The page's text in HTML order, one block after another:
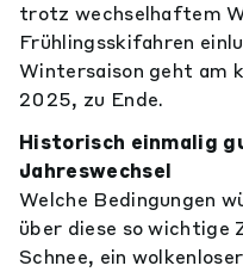
trotz wechselhaftem
Frühlingsskifahren
Wintersaison geht am
2025, zu Ende.
Historisch einmalig
Jahreswechsel
Welche Bedingungen
über diese so wichtige
Schnee, ein